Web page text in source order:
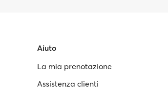
Aiuto
La mia prenotazione
Assistenza clienti